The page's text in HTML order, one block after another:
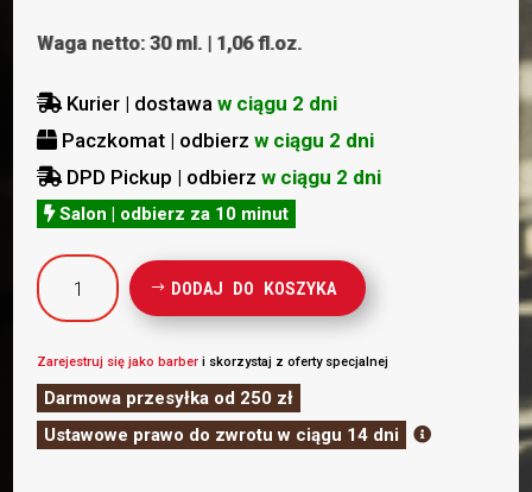
Waga netto: 30 ml. | 1,06 fl.oz.
 Kurier | dostawaw ciągu 2 dni
 Paczkomat | odbierzw ciągu 2 dni
 DPD Pickup | odbierzw ciągu 2 dni
Salon | odbierz za 10 minut
ilość
Hairless
Olejek
do
brody
DODAJ DO KOSZYKA
Zarejestruj się jako barber i skorzystaj z oferty specjalnej
Darmowa przesyłka od 250 zł
Ustawowe prawo do zwrotu w ciągu 14 dni
